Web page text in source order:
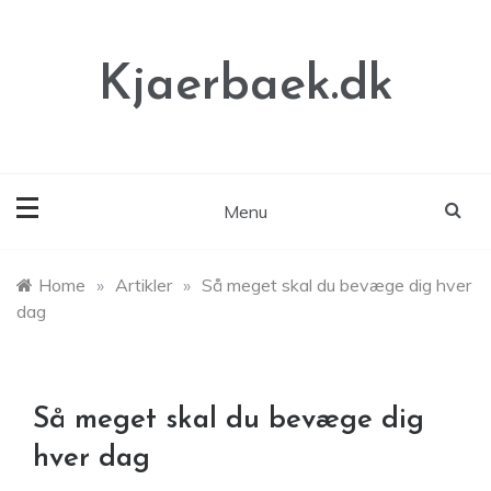
Kjaerbaek.dk
Menu
Home » Artikler » Så meget skal du bevæge dig hver
dag
Så meget skal du bevæge dig
hver dag